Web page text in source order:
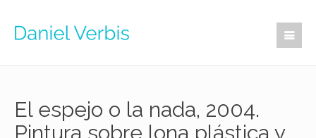
El espejo o la nada, 2004.
Pintura sobre lona plástica y